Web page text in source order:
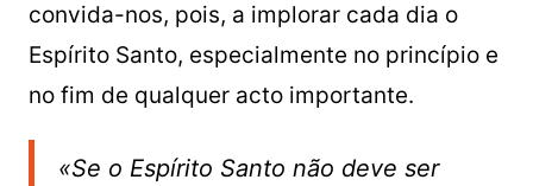
convida-nos, pois, a implorar cada dia o
Espírito Santo, especialmente no princípio e
no fim de qualquer acto importante.
«Se o Espírito Santo não deve ser